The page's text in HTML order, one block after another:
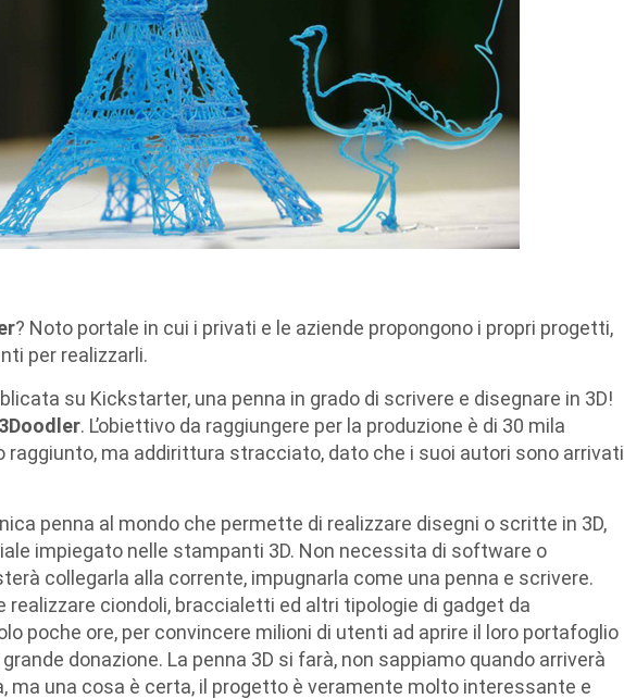
? Noto portale in cui i privati e le aziende propongono i propri progetti,
per realizzarli.
su Kickstarter, una penna in grado di scrivere e disegnare in 3D!
3Doodler. L’obiettivo da raggiungere per la produzione è di 30 mila
raggiunto, ma addirittura stracciato, dato che i suoi autori sono arrivati
penna al mondo che permette di realizzare disegni o scritte in 3D,
impiegato nelle stampanti 3D. Non necessita di software o
collegarla alla corrente, impugnarla come una penna e scrivere.
realizzare ciondoli, braccialetti ed altri tipologie di gadget da
poche ore, per convincere milioni di utenti ad aprire il loro portafoglio
donazione. La penna 3D si farà, non sappiamo quando arriverà
ma una cosa è certa, il progetto è veramente molto interessante e